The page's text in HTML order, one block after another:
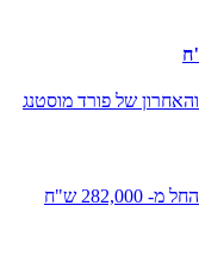
של פורד מוסטנג